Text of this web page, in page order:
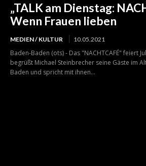
„TALK am Dienstag:
Wenn Frauen lieben
MEDIEN / KULTUR 10.05.2021
Baden-Baden (ots) - Das "NACHTCAFÉ" feiert
begrüßt Michael Steinbrecher seine Gäste im
Baden und spricht mit ihnen...